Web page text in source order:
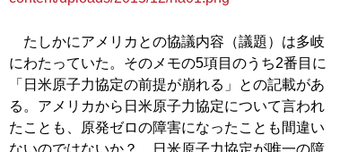
たしかにアメリカとの協議内容（議題）は多岐
にわたっていた。そのメモの5項目のうち2番目に
「日米原子力協定の前提が崩れる」との記載があ
る。アメリカから日米原子力協定について言われ
たことも、原発ゼロの障害になったことも間違い
ないのではないか？ 日米原子力協定が唯一の障